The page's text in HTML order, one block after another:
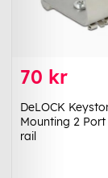
70 kr
DeLOCK
Mounting 2
rail